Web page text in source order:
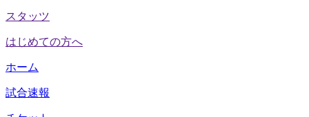
スタッツ
はじめての方へ
ホーム
試合速報